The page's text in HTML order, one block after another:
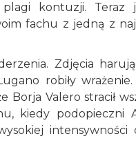
kontuzji. Teraz
fachu z jedną z
Zdjęcia
robiły
Valero stracił
kiedy podopieczni